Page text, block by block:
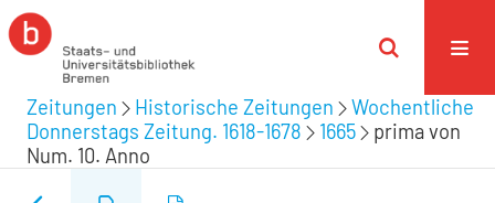
Zeitungen Historische Zeitungen
Wochentliche
Donnerstags Zeitung. 1618-1678
1665
prima von
Num. 10. Anno